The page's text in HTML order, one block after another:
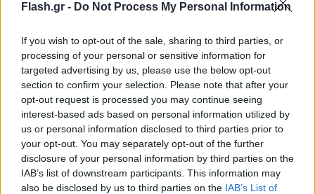
Flash.gr - Do Not Process My Personal Information
If you wish to opt-out of the sale, sharing to third parties, or
processing of your personal or sensitive information for
targeted advertising by us, please use the below opt-out
section to confirm your selection. Please note that after your
opt-out request is processed you may continue seeing
interest-based ads based on personal information utilized by
us or personal information disclosed to third parties prior to
your opt-out. You may separately opt-out of the further
disclosure of your personal information by third parties on the
IAB’s list of downstream participants. This information may
also be disclosed by us to third parties on the IAB’s List of
Υπόθεση Marfin: Επιστρέφει στην Ελλάδα η
46χρονη - Πότε θα οδηγηθεί στον εισαγγελέα
06.08.2026